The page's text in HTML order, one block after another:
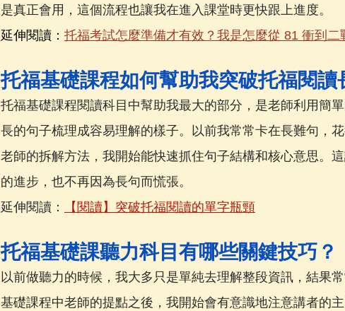
是真正會用，這個流程也讓我在進入課堂時更快跟上進度。
延伸閱讀： 托福考試怎麼準備才有效？我是怎麼從 81 衝到二
托福基礎課程如何幫助我突破托福閱讀
托福基礎課程閱讀科目中幫助我最大的部分，是老師利用簡
長的句子梳理成容易理解的樣子。以前我常常卡在長難句，
老師的拆解方法，我開始能快速抓住句子結構和核心意思。
的進步，也不再因為長句而慌張。
延伸閱讀：
【閱讀】突破托福閱讀的單字瓶頸
托福基礎課聽力科目有哪些關鍵技巧？
以前做聽力的時候，我大多只是單純去理解整段資訊，結果
基礎課程中老師的提點之後，我開始會有意識地注意講者的